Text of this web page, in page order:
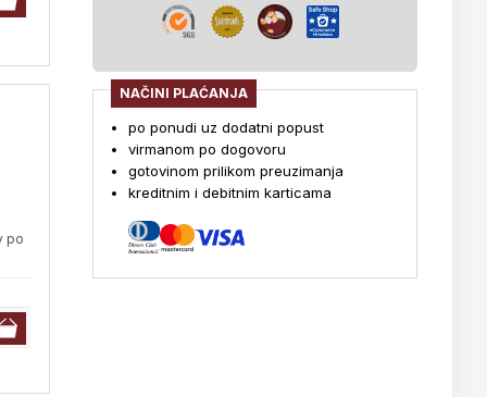
po
NAČINI PLAĆANJA
po ponudi uz dodatni popust
virmanom po dogovoru
gotovinom prilikom preuzimanja
kreditnim i debitnim karticama